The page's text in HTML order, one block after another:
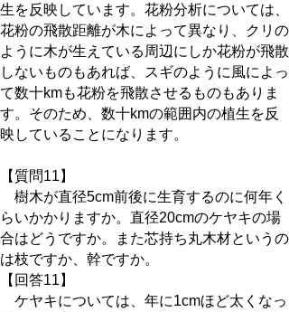
生を反映しています。花粉分析については、
花粉の飛散距離が木によって異なり、クリの
ように木が生えている周辺にしか花粉が飛散
しないものもあれば、スギのように風によっ
て数十kmも花粉を飛散させるものもありま
す。そのため、数十kmの範囲内の植生を反
映していることになります。
【質問11】
樹木が直径5cm前後に生育するのに何年く
らいかかりますか。直径20cmのケヤキの場
合はどうですか。また芯持ち丸木材というの
は枝ですか、幹ですか。
【回答11】
ケヤキについては、年に1cmほど太くなっ